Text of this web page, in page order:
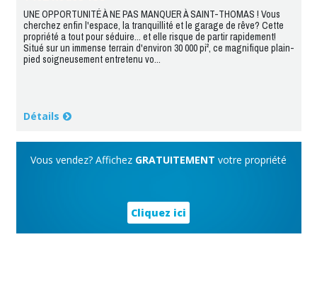
UNE OPPORTUNITÉ À NE PAS MANQUER À SAINT-THOMAS ! Vous
cherchez enfin l'espace, la tranquillité et le garage de rêve? Cette
propriété a tout pour séduire... et elle risque de partir rapidement!
Situé sur un immense terrain d'environ 30 000 pi², ce magnifique plain-
pied soigneusement entretenu vo...
Détails
Vous vendez? Affichez GRATUITEMENT votre propriété
Cliquez ici